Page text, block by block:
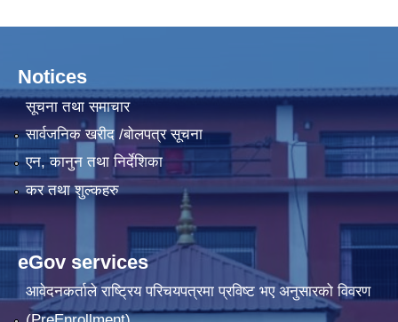
Notices
सूचना तथा समाचार
सार्वजनिक खरीद /बोलपत्र सूचना
एन, कानुन तथा निर्देशिका
कर तथा शुल्कहरु
eGov services
आवेदनकर्ताले राष्‍ट्रिय परिचयपत्रमा प्रविष्ट भए अनुसारको विवरण